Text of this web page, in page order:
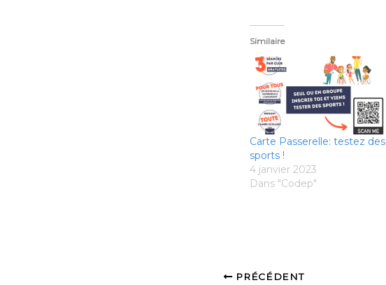
Similaire
Carte Passerelle: testez des
sports !
4 janvier 2023
Dans "Codep"
PRÉCÉDENT